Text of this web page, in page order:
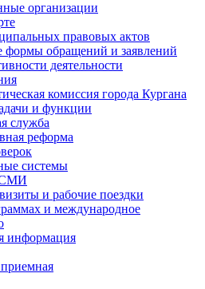
организации
правовых актов
формы обращений и заявлений
деятельности
комиссия города Кургана
и функции
служба
реформа
системы
СМИ
и рабочие поездки
и международное
информация